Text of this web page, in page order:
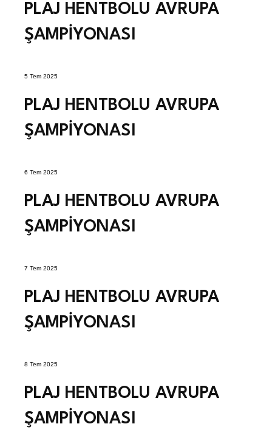
PLAJ HENTBOLU AVRUPA
ŞAMPİYONASI
5 Tem 2025
PLAJ HENTBOLU AVRUPA
ŞAMPİYONASI
6 Tem 2025
PLAJ HENTBOLU AVRUPA
ŞAMPİYONASI
7 Tem 2025
PLAJ HENTBOLU AVRUPA
ŞAMPİYONASI
8 Tem 2025
PLAJ HENTBOLU AVRUPA
ŞAMPİYONASI